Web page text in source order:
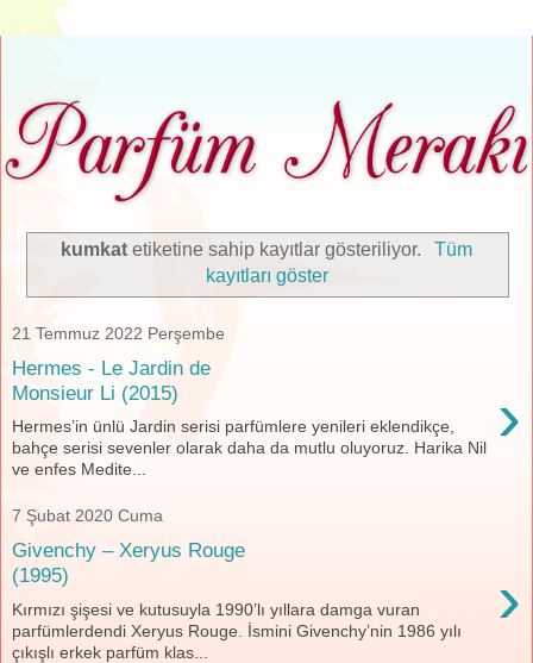
kumkat etiketine sahip kayıtlar gösteriliyor.
Tüm
kayıtları göster
21 Temmuz 2022 Perşembe
Hermes - Le Jardin de
Monsieur Li (2015)
›
Hermes’in ünlü Jardin serisi parfümlere yenileri eklendikçe,
bahçe serisi sevenler olarak daha da mutlu oluyoruz. Harika Nil
ve enfes Medite...
7 Şubat 2020 Cuma
Givenchy – Xeryus Rouge
(1995)
›
Kırmızı şişesi ve kutusuyla 1990’lı yıllara damga vuran
parfümlerdendi Xeryus Rouge. İsmini Givenchy’nin 1986 yılı
çıkışlı erkek parfüm klas...